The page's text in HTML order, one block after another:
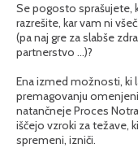
Se pogosto sprašujete,
razrešite, kar vam ni
(pa naj gre za slabše
partnerstvo …)?
Ena izmed možnosti, ki
premagovanju
natančneje Proces
iščejo vzroki za težave,
spremeni, izniči.